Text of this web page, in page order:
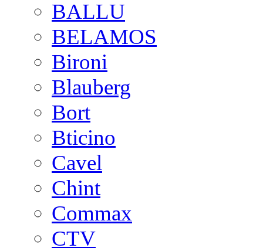
BALLU
BELAMOS
Bironi
Blauberg
Bort
Bticino
Cavel
Chint
Commax
CTV